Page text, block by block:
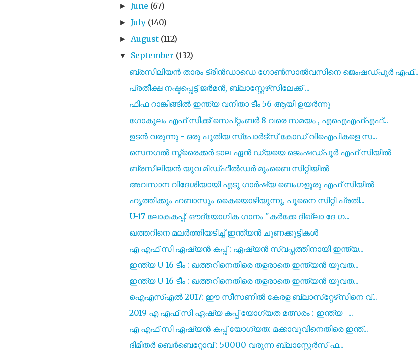
►June (67)
►July (140)
► August (112)
▼ September (132)
ബ്രസീലിയൻ താരം ട്രിൻഡാഡെ ഗോൺസാൽവസിനെ ജെംഷഡ്പൂർ എഫ്...
പ്രതീക്ഷ നഷ്ടപ്പെട്ട് ജർമൻ, ബ്ലാസ്റ്റേഴ്‌സിലേക്ക് ...
ഫിഫ റാങ്കിങ്ങിൽ ഇന്ത്യ വനിതാ ടീം 56 ആയി ഉയർന്നു
ഗോകുലം എഫ് സിക്ക് സെപ്റ്റംബർ 8 വരെ സമയം , എഐഎഫ്എഫ്...
ഉടൻ വരുന്നു - ഒരു പുതിയ സ്പോർട്സ് കോഡ് വിഐപികളെ സ...
സെനഗൽ സ്ട്രൈക്കർ ടാല ഏൻ ഡ്യയെ ജെംഷഡ്പൂർ എഫ് സിയിൽ
ബ്രസീലിയൻ യുവ മിഡ്ഫീൽഡർ മുംബൈ സിറ്റിയിൽ
അവസാന വിദേശിയായി എടു ഗാർഷ്യ ബെംഗളൂരു എഫ് സിയിൽ
ഹൃത്തിക്കും ഹബാസും കൈയൊഴിയുന്നു, പൂനൈ സിറ്റി പ്രതി...
U-17 ലോകകപ്പ്: ഔദ്യോഗിക ഗാനം "കർക്കേ ദിഖ്‌ലാ ദേ ഗ...
ഖത്തറിനെ മലർത്തിയടിച്ച് ഇന്ത്യൻ ചുണക്കുട്ടികൾ
എ എഫ് സി ഏഷ്യൻ കപ്പ് : ഏഷ്യൻ സ്വപ്നത്തിനായി ഇന്ത്യ...
ഇന്ത്യ U-16 ടീം : ഖത്തറിനെതിരെ തളരാതെ ഇന്ത്യൻ യുവത...
ഇന്ത്യ U-16 ടീം : ഖത്തറിനെതിരെ തളരാതെ ഇന്ത്യൻ യുവത...
ഐഎസ്എൽ 2017: ഈ സീസണിൽ കേരള ബ്ലാസ്‌റ്റേഴ്‌സിനെ വ്...
2019 എ എഫ് സി ഏഷ്യ കപ്പ് യോഗ്യത മത്സരം : ഇന്ത്യ- ...
എ എഫ് സി ഏഷ്യൻ കപ്പ് യോഗ്യത: മക്കാവുവിനെതിരെ ഇന്ത്...
ദിമിതർ ബെർബെറ്റോവ് : 50000 വരുന്ന ബ്ലാസ്റ്റേർസ് ഫ...